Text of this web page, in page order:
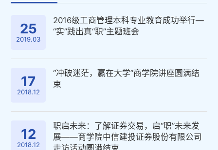
25
2019.03
2016级工商管理本科专业教育成功举行—
“实”践出真“职”主题班会
17
2018.12
“冲破迷茫，赢在大学”商学院讲座圆满结
束
12
2018.12
职启未来：了解证券交易，启“职”未来发
展——商学院中信建投证券股份有限公司